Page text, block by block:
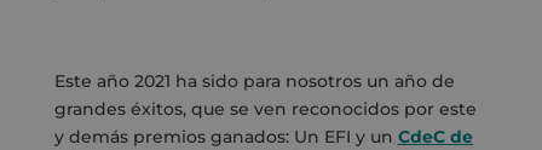
Este año 2021 ha sido para nosotros un año de
grandes éxitos, que se ven reconocidos por este
y demás premios ganados: Un EFI y un CdeC de